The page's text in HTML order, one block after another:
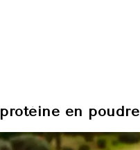
protéine en poudre